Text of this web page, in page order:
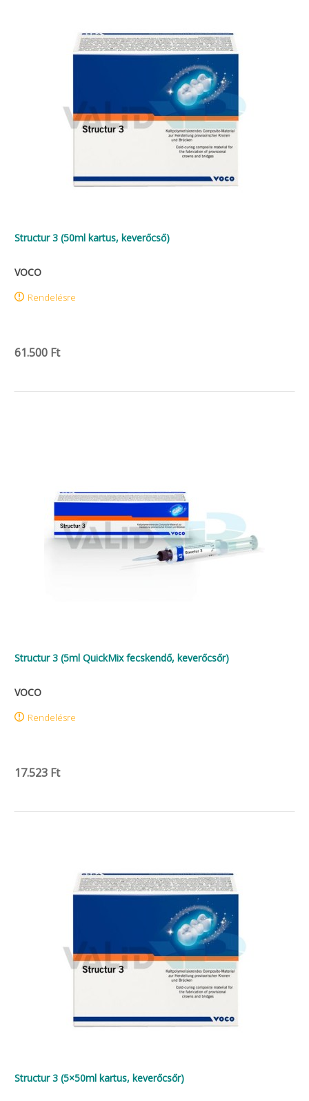
Structur 3 (50ml kartus, keverőcső)
VOCO
Rendelésre
61.500 Ft
Structur 3 (5ml QuickMix fecskendő, keverőcsőr)
VOCO
Rendelésre
17.523 Ft
Structur 3 (5×50ml kartus, keverőcsőr)